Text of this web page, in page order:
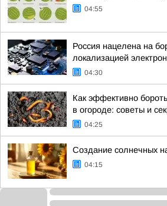
04:55
Россия нацелена на
локализацией
04:30
Как эффективно
в огороде: советы и
04:25
Создание солнечных
04:15